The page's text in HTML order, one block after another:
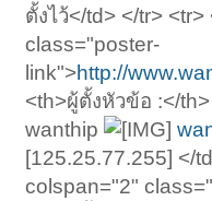
ตั้งไว้</td> </tr>
class="poster-
link">http://
<th>ผู้ตั้งหัวข้อ :</
wanthip
[125.25.77.255] </
colspan="2"